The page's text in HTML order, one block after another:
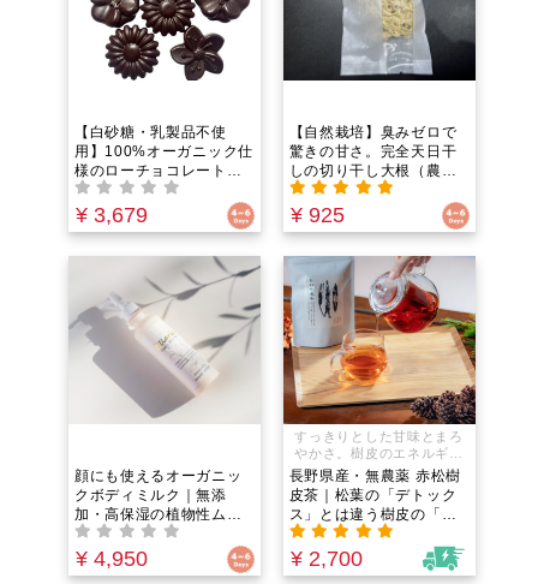
【白砂糖・乳製品不使
用】100%オーガニック仕
様のローチョコレート
（カカオ71%）生きた酵
素を食べる！緑茶の4倍の
抗酸化力！｜個包装6個入
ェノールを補給する次世
¥ 3,679
【自然栽培】臭みゼロで
驚きの甘さ。完全天日干
しの切り干し大根（農
薬・肥料不使用）｜戻し
汁まで絶品出汁に。鉄分
と食物繊維が凝縮した食
¥ 925
顔にも使えるオーガニッ
クボディミルク｜無添
加・高保湿の植物性ムス
ク｜乾燥肌や敏感肌に。
べたつかず潤う「全身用
乳液」
¥ 4,950
すっきりとした甘味とまろ
やかさ。樹皮のエネルギー
をまるごといただく至福の
お茶
長野県産・無農薬 赤松樹
皮茶｜松葉の「デトック
ス」とは違う樹皮の「防
御力」ならこれ。ピクノ
ジェノール（OPC）含
有！サビやダメージから
¥ 2,700